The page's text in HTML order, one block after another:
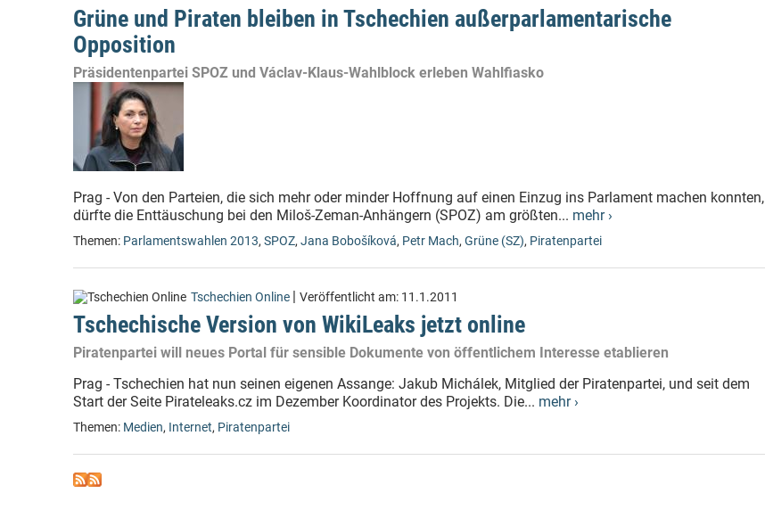
Grüne und Piraten bleiben in Tschechien außerparlamentarische
Opposition
Präsidentenpartei SPOZ und Václav-Klaus-Wahlblock erleben Wahlfiasko
Prag - Von den Parteien, die sich mehr oder minder Hoffnung auf einen Einzug ins Parlament machen konnten,
dürfte die Enttäuschung bei den Miloš-Zeman-Anhängern (SPOZ) am größten... mehr ›
Themen: Parlamentswahlen 2013, SPOZ, Jana Bobošíková, Petr Mach, Grüne (SZ), Piratenpartei
Tschechien Online | Veröffentlicht am: 11.1.2011
Tschechische Version von WikiLeaks jetzt online
Piratenpartei will neues Portal für sensible Dokumente von öffentlichem Interesse etablieren
Prag - Tschechien hat nun seinen eigenen Assange: Jakub Michálek, Mitglied der Piratenpartei, und seit dem
Start der Seite Pirateleaks.cz im Dezember Koordinator des Projekts. Die... mehr ›
Themen: Medien, Internet, Piratenpartei